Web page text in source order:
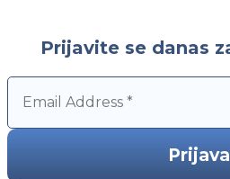
Prijavite se danas